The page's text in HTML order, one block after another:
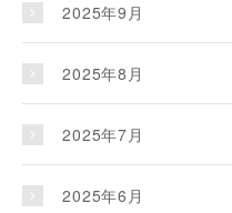
2025年9月
2025年8月
2025年7月
2025年6月